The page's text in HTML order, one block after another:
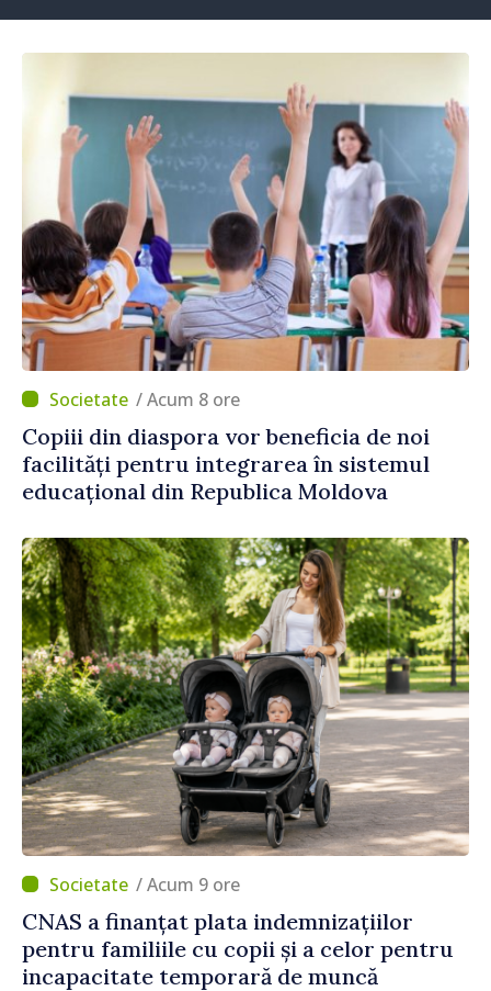
/ Acum 8 ore
Copiii din diaspora vor beneficia de noi
facilități pentru integrarea în sistemul
educațional din Republica Moldova
/ Acum 9 ore
CNAS a finanțat plata indemnizațiilor
pentru familiile cu copii și a celor pentru
incapacitate temporară de muncă